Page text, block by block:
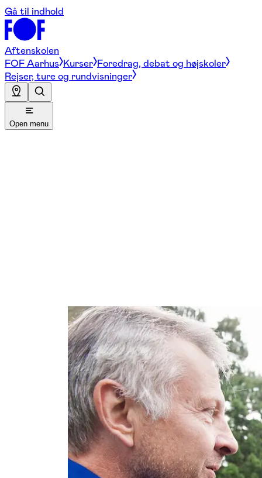
Gå til indhold
Aftenskolen
FOF Aarhus Kurser Foredrag, debat og højskoler
Rejser, ture og rundvisninger
Open menu